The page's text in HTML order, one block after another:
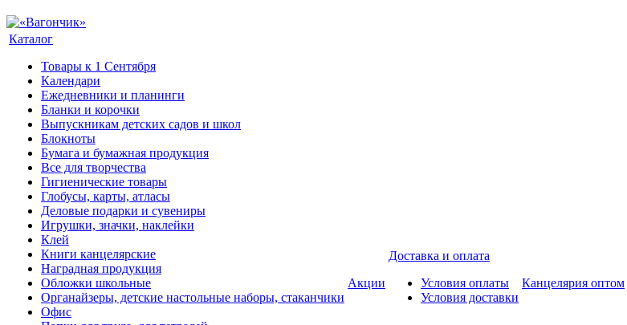
Каталог
Товары к 1 Сентября
Календари
Ежедневники и планинги
Бланки и корочки
Выпускникам детских садов и школ
Блокноты
Бумага и бумажная продукция
Все для творчества
Гигиенические товары
Глобусы, карты, атласы
Деловые подарки и сувениры
Игрушки, значки, наклейки
Клей
Книги канцелярские
Наградная продукция
Обложки школьные
Органайзеры, детские настольные наборы, стаканчики
Офис
Акции
Доставка и оплата
Условия оплаты
Условия доставки
Канцелярия оптом